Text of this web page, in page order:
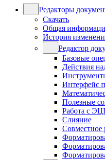
Редакторы
Скачать
Общая
История
Редактор
Базовые
Действия
Интерфейс
Полезные
Работа с
Слияние
Совместное